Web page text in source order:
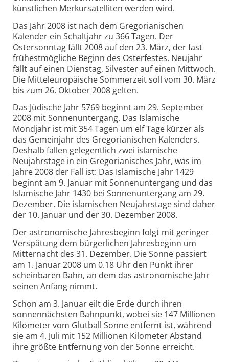
künstlichen Merkursatelliten werden wird.
Das Jahr 2008 ist nach dem Gregorianischen
Kalender ein Schaltjahr zu 366 Tagen. Der
Ostersonntag fällt 2008 auf den 23. März, der fast
frühestmögliche Beginn des Osterfestes. Neujahr
fällt auf einen Dienstag, Silvester auf einen Mittwoch.
Die Mitteleuropäische Sommerzeit soll vom 30. März
bis zum 26. Oktober 2008 gelten.
Das Jüdische Jahr 5769 beginnt am 29. September
2008 mit Sonnenuntergang. Das Islamische
Mondjahr ist mit 354 Tagen um elf Tage kürzer als
das Gemeinjahr des Gregorianischen Kalenders.
Deshalb fallen gelegentlich zwei islamische
Neujahrstage in ein Gregorianisches Jahr, was im
Jahre 2008 der Fall ist: Das Islamische Jahr 1429
beginnt am 9. Januar mit Sonnenuntergang und das
Islamische Jahr 1430 bei Sonnenuntergang am 29.
Dezember. Die islamischen Neujahrstage sind daher
der 10. Januar und der 30. Dezember 2008.
Der astronomische Jahresbeginn folgt mit geringer
Verspätung dem bürgerlichen Jahresbeginn um
Mitternacht des 31. Dezember. Die Sonne passiert
am 1. Januar 2008 um 0.18 Uhr den Punkt ihrer
scheinbaren Bahn, an dem das astronomische Jahr
seinen Anfang nimmt.
Schon am 3. Januar eilt die Erde durch ihren
sonnennächsten Bahnpunkt, wobei sie 147 Millionen
Kilometer vom Glutball Sonne entfernt ist, während
sie am 4. Juli mit 152 Millionen Kilometer Abstand
ihre größte Entfernung von der Sonne erreicht.